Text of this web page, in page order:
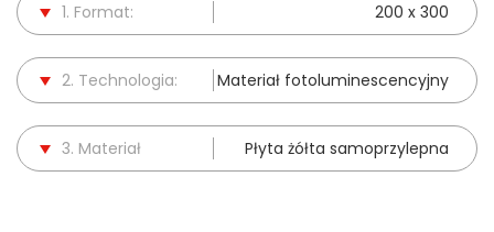
1. Format: 200 x 300
2. Technologia: Materiał fotoluminescencyjny
3. Materiał Płyta żółta samoprzylepna